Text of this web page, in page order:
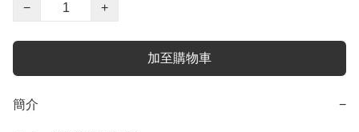
−
+
加至購物車
簡介 −